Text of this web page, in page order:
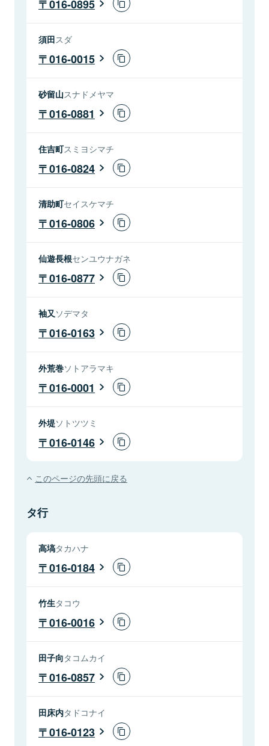
016-0895
須田スダ
016-0015
砂留山スナドメヤマ
016-0881
住吉町スミヨシマチ
016-0824
清助町セイスケマチ
016-0806
仙遊長根センユウナガネ
016-0877
袖又 ソデマタ
016-0163
外荒巻ソトアラマキ
016-0001
外堤ソトツツミ
016-0146
このページの先頭に戻る
タ行
高塙タカハナ
016-0184
竹生タコウ
016-0016
田子向タコムカイ
016-0857
田床内タドコナイ
016-0123